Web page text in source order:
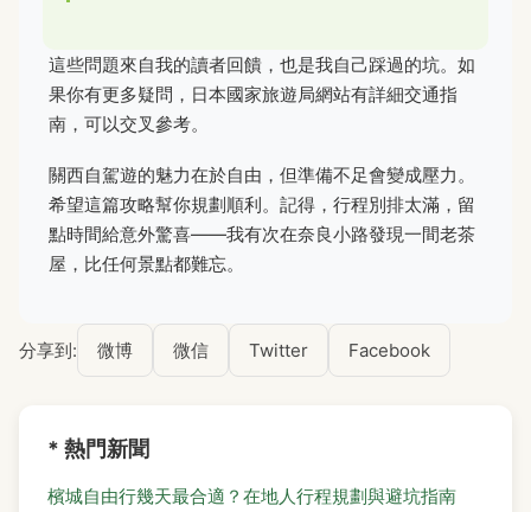
這些問題來自我的讀者回饋，也是我自己踩過的坑。如
果你有更多疑問，日本國家旅遊局網站有詳細交通指
南，可以交叉參考。
關西自駕遊的魅力在於自由，但準備不足會變成壓力。
希望這篇攻略幫你規劃順利。記得，行程別排太滿，留
點時間給意外驚喜——我有次在奈良小路發現一間老茶
屋，比任何景點都難忘。
分享到: 微博 微信 Twitter Facebook
* 熱門新聞
檳城自由行幾天最合適？在地人行程規劃與避坑指南